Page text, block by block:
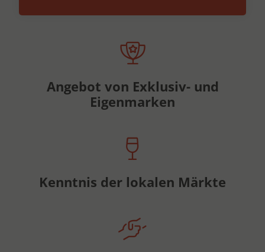
Angebot von Exklusiv- und
Eigenmarken
Kenntnis der lokalen Märkte